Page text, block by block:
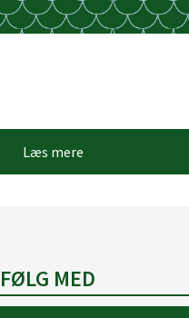
Læs mere
FØLG MED